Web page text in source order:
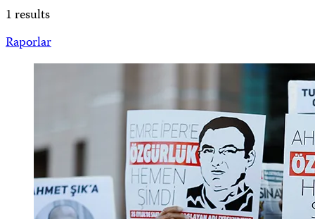
1 results
Raporlar